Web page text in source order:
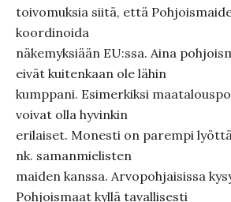
toivomuksia siitä, että
koordinoida
näkemyksiään EU:ssa. Aina
eivät kuitenkaan ole lähin
kumppani. Esimerkiksi
voivat olla hyvinkin
erilaiset. Monesti on parempi
nk. samanmielisten
maiden kanssa. Arvopohjaisissa
Pohjoismaat kyllä tavallisesti